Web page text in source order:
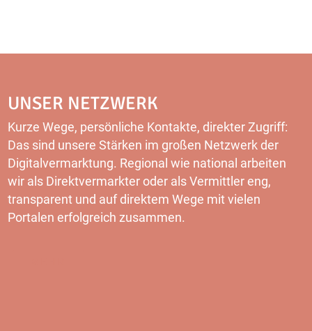
UNSER NETZWERK
Kurze Wege, persönliche Kontakte, direkter Zugriff:
Das sind unsere Stärken im großen Netzwerk der
Digitalvermarktung. Regional wie national arbeiten
wir als Direktvermarkter oder als Vermittler eng,
transparent und auf direktem Wege mit vielen
Portalen erfolgreich zusammen.